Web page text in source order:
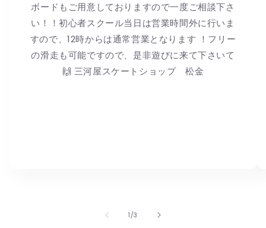
ボードもご用意しておりますので一度ご相談下さ
い！！初心者スクール当日は営業時間外に行いま
すので、12時からは通常営業となります ！フリー
の滑走も可能ですので、是非遊びに来て下さいて
🙌 三河屋スケートショップ 松金
1 /の
3